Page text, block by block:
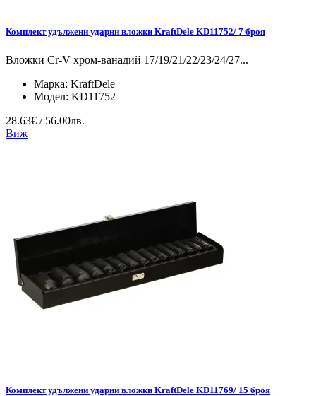
Комплект удължени ударни вложки KraftDele KD11752/ 7 броя
Вложки Cr-V хром-ванадий 17/19/21/22/23/24/27...
Марка: KraftDele
Модел: KD11752
28.63€ / 56.00лв.
Виж
Комплект удължени ударни вложки KraftDele KD11769/ 15 броя